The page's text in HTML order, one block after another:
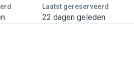
Laatst gereserveerd
22 dagen geleden